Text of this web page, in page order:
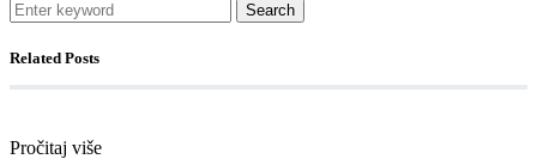
Search
Related Posts
Pročitaj više